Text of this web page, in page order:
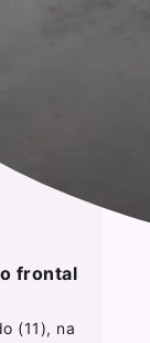
frontal
(11), na